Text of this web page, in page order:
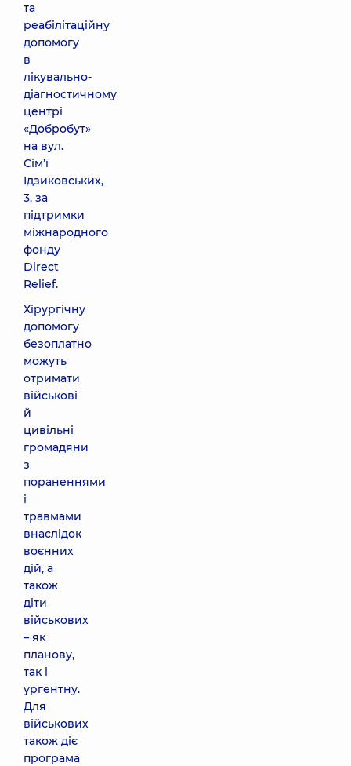
та
реабілітаційну
допомогу
в
лікувально-
діагностичному
центрі
«Добробут»
на вул.
Сім’ї
Ідзиковських,
3, за
підтримки
міжнародного
фонду
Direct
Relief.
Хірургічну
допомогу
безоплатно
можуть
отримати
військові
й
цивільні
громадяни
з
пораненнями
і
травмами
внаслідок
воєнних
дій, а
також
діти
військових
– як
планову,
так і
ургентну.
Для
військових
також діє
програма